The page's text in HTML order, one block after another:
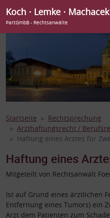
Koch ⋅ Lemke ⋅ Machacek
PartGmbB - Rechtsanwälte
Startseite
Rechtsprechung
Arzthaftungsrecht /
Haftung eines Arztes für
Haftung eines
Mitgeteilt von Rechtsanwalt
Ist auf Grund eines ärztlichen
Entfernung eines Tumors) ein
Arzt dem Patienten zum